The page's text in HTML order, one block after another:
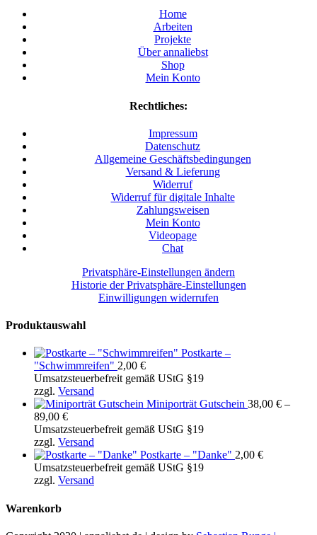
Home
Arbeiten
Projekte
Über annaliebst
Shop
Mein Konto
Rechtliches:
Impressum
Datenschutz
Allgemeine Geschäftsbedingungen
Versand & Lieferung
Widerruf
Widerruf für digitale Inhalte
Zahlungsweisen
Mein Konto
Videopage
Chat
Privatsphäre-Einstellungen ändern
Historie der Privatsphäre-Einstellungen
Einwilligungen widerrufen
Produktauswahl
Postkarte –
"Schwimmreifen" 2,00 €
Umsatzsteuerbefreit gemäß UStG §19
zzgl. Versand
Miniporträt Gutschein 38,00 € –
89,00 €Preisspanne:
38,00 €
bis
89,00 €
Umsatzsteuerbefreit gemäß UStG §19
zzgl. Versand
Postkarte – "Danke" 2,00 €
Umsatzsteuerbefreit gemäß UStG §19
zzgl. Versand
Warenkorb